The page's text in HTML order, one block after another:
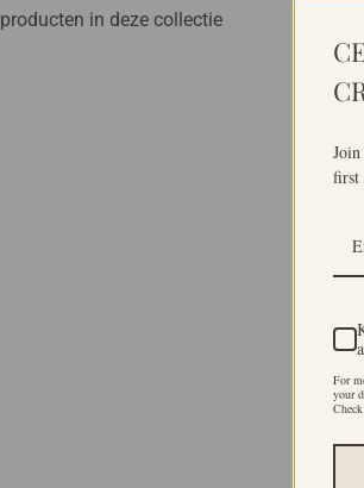
in deze collectie
first
For
your